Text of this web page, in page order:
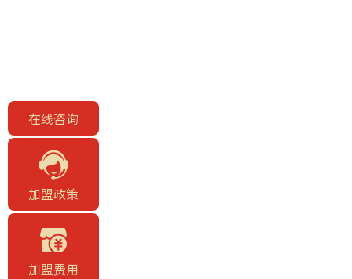
在线咨询
加盟政策
加盟费用